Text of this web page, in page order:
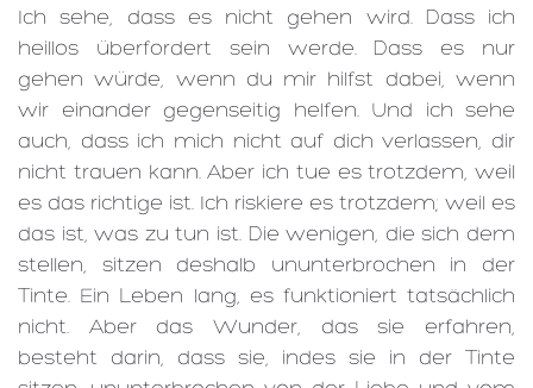
Ich sehe, dass es nicht gehen wird. Dass ich
heillos überfordert sein werde. Dass es nur
gehen würde, wenn du mir hilfst dabei, wenn
wir einander gegenseitig helfen. Und ich sehe
auch, dass ich mich nicht auf dich verlassen, dir
nicht trauen kann. Aber ich tue es trotzdem, weil
es das richtige ist. Ich riskiere es trotzdem; weil es
das ist, was zu tun ist. Die wenigen, die sich dem
stellen, sitzen deshalb ununterbrochen in der
Tinte. Ein Leben lang, es funktioniert tatsächlich
nicht. Aber das Wunder, das sie erfahren,
besteht darin, dass sie, indes sie in der Tinte